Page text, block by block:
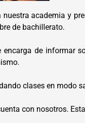
academia y
de bachillerato.
encarga de informar
clases en modo
con nosotros.